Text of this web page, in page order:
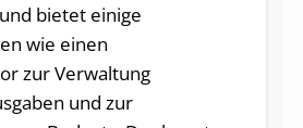
bietet einige
wie einen
zur Verwaltung
und zur